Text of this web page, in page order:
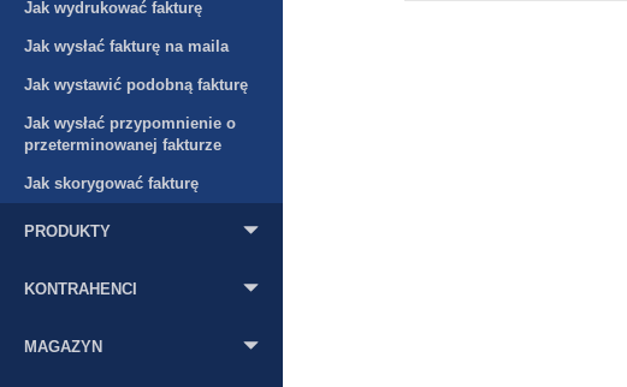
Jak wydrukować fakturę
Jak wysłać fakturę na maila
Jak wystawić podobną fakturę
Jak wysłać przypomnienie o
przeterminowanej fakturze
Jak skorygować fakturę
PRODUKTY
KONTRAHENCI
MAGAZYN